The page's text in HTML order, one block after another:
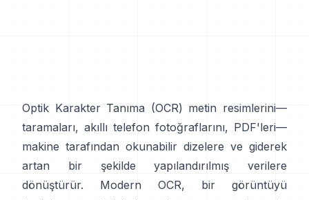
Optik Karakter Tanıma (OCR) metin resimlerini—
taramaları, akıllı telefon fotoğraflarını, PDF'leri—
makine tarafından okunabilir dizelere ve giderek
artan bir şekilde yapılandırılmış verilere
dönüştürür. Modern OCR, bir görüntüyü